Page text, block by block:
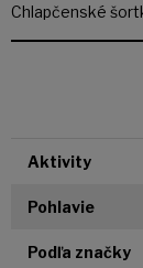
Chlapčenské
Aktivity
Pohlavie
Podľa značky